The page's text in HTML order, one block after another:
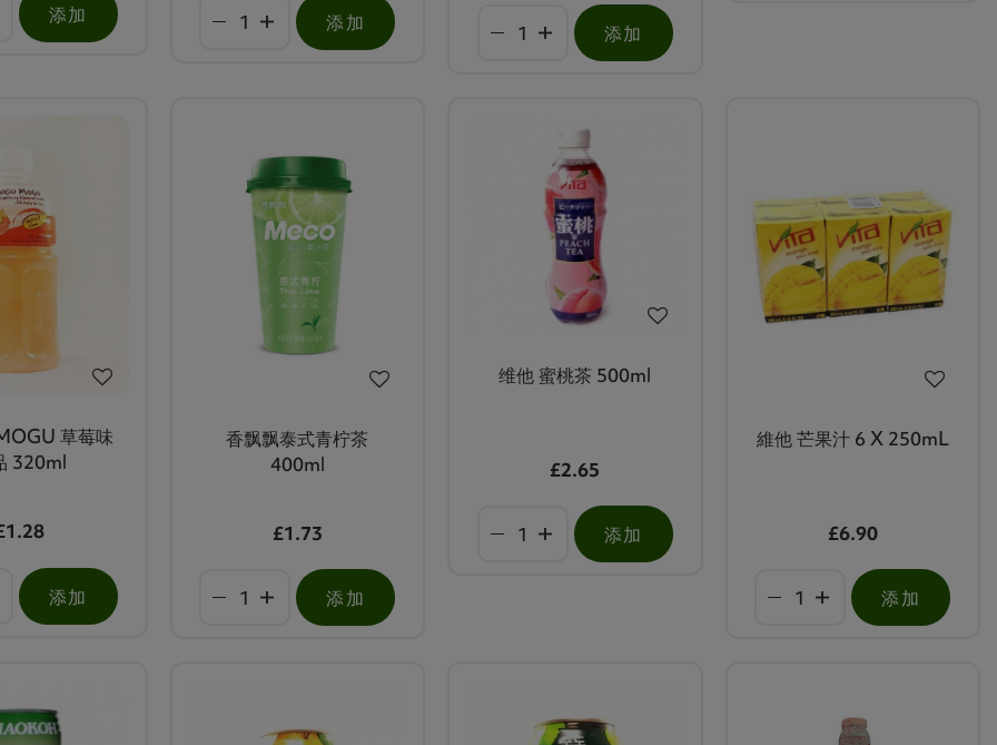
添加 添加 添加
草莓味
320ml
添加
香飘飘泰式青柠茶
400ml
£1.73
添加
维他 蜜桃茶 500ml
£2.65
添加
維他 芒果汁 6 X 250mL
£6.90
添加